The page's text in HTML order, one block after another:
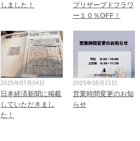
しました！
プリザーブドフラワ
ー１０％OFF！
2025年07月04日
日本経済新聞に掲載
していただきまし
た！
2025年06月21日
営業時間変更のお知
らせ